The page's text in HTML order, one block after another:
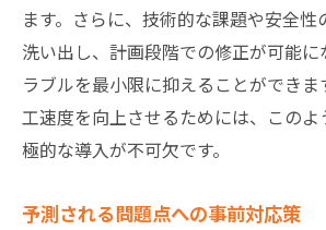
ます。さらに、技術的な課題や安全性
洗い出し、計画段階での修正が可能に
ラブルを最小限に抑えることができ
工速度を向上させるためには、この
極的な導入が不可欠です。
予測される問題点への事前対応策